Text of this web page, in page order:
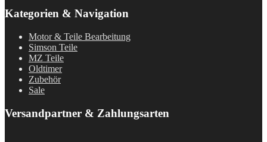
Kategorien & Navigation
Motor & Teile Bearbeitung
Simson Teile
MZ Teile
Oldtimer
Zubehör
Sale
Versandpartner & Zahlungsarten